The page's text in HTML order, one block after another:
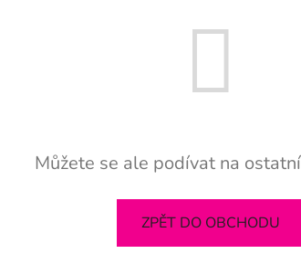
Můžete se ale podívat na
ZPĚT DO OBCHODU